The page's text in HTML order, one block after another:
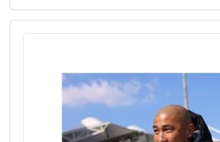
질 유지하려는 접근이 필요하다는 거임